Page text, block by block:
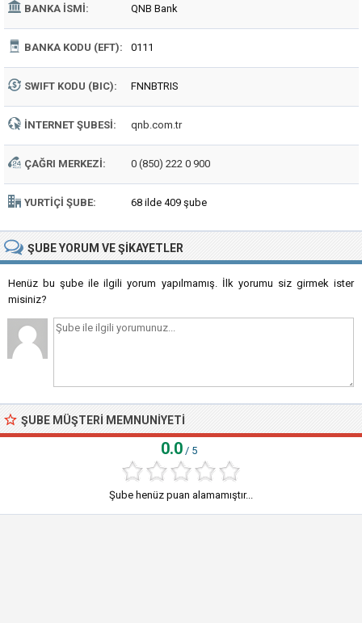
BANKA İSMI: QNB Bank
BANKA KODU (EFT): 0111
SWIFT KODU (BIC): FNNBTRIS
İNTERNET ŞUBESI: qnb.com.tr
ÇAĞRI MERKEZI: 0 (850) 222 0 900
YURTIÇI ŞUBE: 68 ilde 409 şube
ŞUBEYORUM VE ŞIKAYETLER
Henüz bu şube ile ilgili yorum yapılmamış. İlk yorumu siz girmek ister
misiniz?
ŞUBE MÜŞTERI MEMNUNIYETI
0.0 / 5
Şube henüz puan alamamıştır...